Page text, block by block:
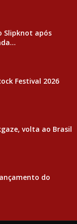
Slipknot após
Festival 2026
volta ao Brasil
do